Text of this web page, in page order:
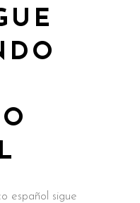
español sigue